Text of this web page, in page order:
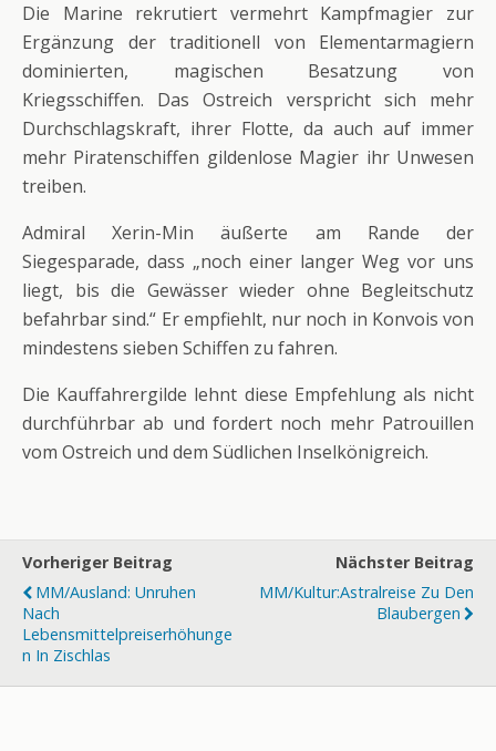
Die Marine rekrutiert vermehrt Kampfmagier zur
Ergänzung der traditionell von Elementarmagiern
dominierten, magischen Besatzung von
Kriegsschiffen. Das Ostreich verspricht sich mehr
Durchschlagskraft, ihrer Flotte, da auch auf immer
mehr Piratenschiffen gildenlose Magier ihr Unwesen
treiben.
Admiral Xerin-Min äußerte am Rande der
Siegesparade, dass „noch einer langer Weg vor uns
liegt, bis die Gewässer wieder ohne Begleitschutz
befahrbar sind.“ Er empfiehlt, nur noch in Konvois von
mindestens sieben Schiffen zu fahren.
Die Kauffahrergilde lehnt diese Empfehlung als nicht
durchführbar ab und fordert noch mehr Patrouillen
vom Ostreich und dem Südlichen Inselkönigreich.
Vorheriger Beitrag
MM/Ausland: Unruhen
Nach
Lebensmittelpreiserhöhunge
N In Zischlas
Nächster Beitrag
MM/Kultur:Astralreise Zu Den
Blaubergen